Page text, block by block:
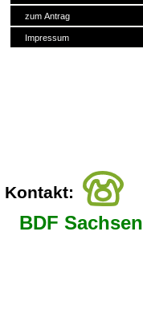
Kontakt:
BDF Sachsen
zum Antrag
Impressum